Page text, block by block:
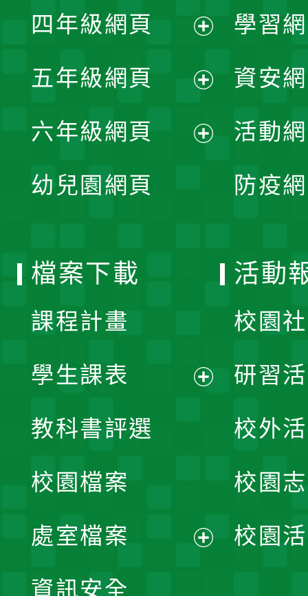
單
選
單
開
選
單
四年級網頁
開
選
五年級網頁
開
六年級網頁
幼兒園網頁
學習
資安
活動
防疫
檔案下載
課程計畫
學生課表
單
教科書評選
校園檔案
處室檔案
資訊安全
活動
校園
研習
校外
校園
校園